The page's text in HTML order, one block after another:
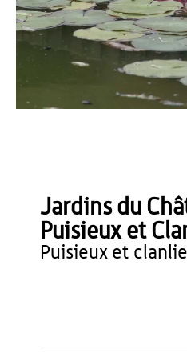
OT du Pays de Thiérache
Jardins du
Puisieux et
puisieux et